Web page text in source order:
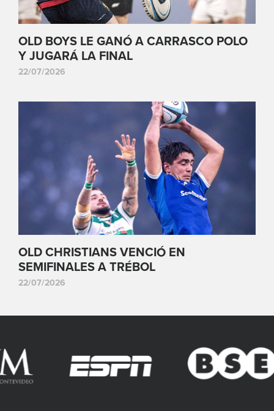
OLD BOYS LE GANÓ A CARRASCO POLO
Y JUGARÁ LA FINAL
22/07/2026
OLD CHRISTIANS VENCIÓ EN
SEMIFINALES A TRÉBOL
22/07/2026